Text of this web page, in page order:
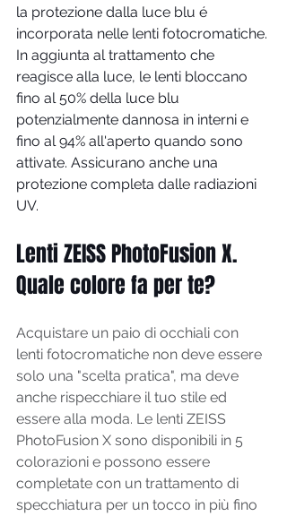
la protezione dalla luce blu é
incorporata nelle lenti fotocromatiche.
In aggiunta al trattamento che
reagisce alla luce, le lenti bloccano
fino al 50% della luce blu
potenzialmente dannosa in interni e
fino al 94% all'aperto quando sono
attivate. Assicurano anche una
protezione completa dalle radiazioni
UV.
Lenti ZEISS PhotoFusion X.
Quale colore fa per te?
Acquistare un paio di occhiali con
lenti fotocromatiche non deve essere
solo una "scelta pratica", ma deve
anche rispecchiare il tuo stile ed
essere alla moda. Le lenti ZEISS
PhotoFusion X sono disponibili in 5
colorazioni e possono essere
completate con un trattamento di
specchiatura per un tocco in più fino